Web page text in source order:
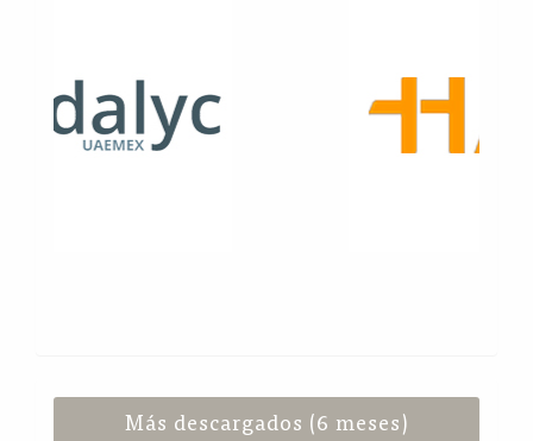
Más descargados (6 meses)